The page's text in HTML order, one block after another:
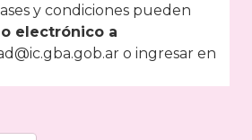
y condiciones pueden
electrónico a
o ingresar en